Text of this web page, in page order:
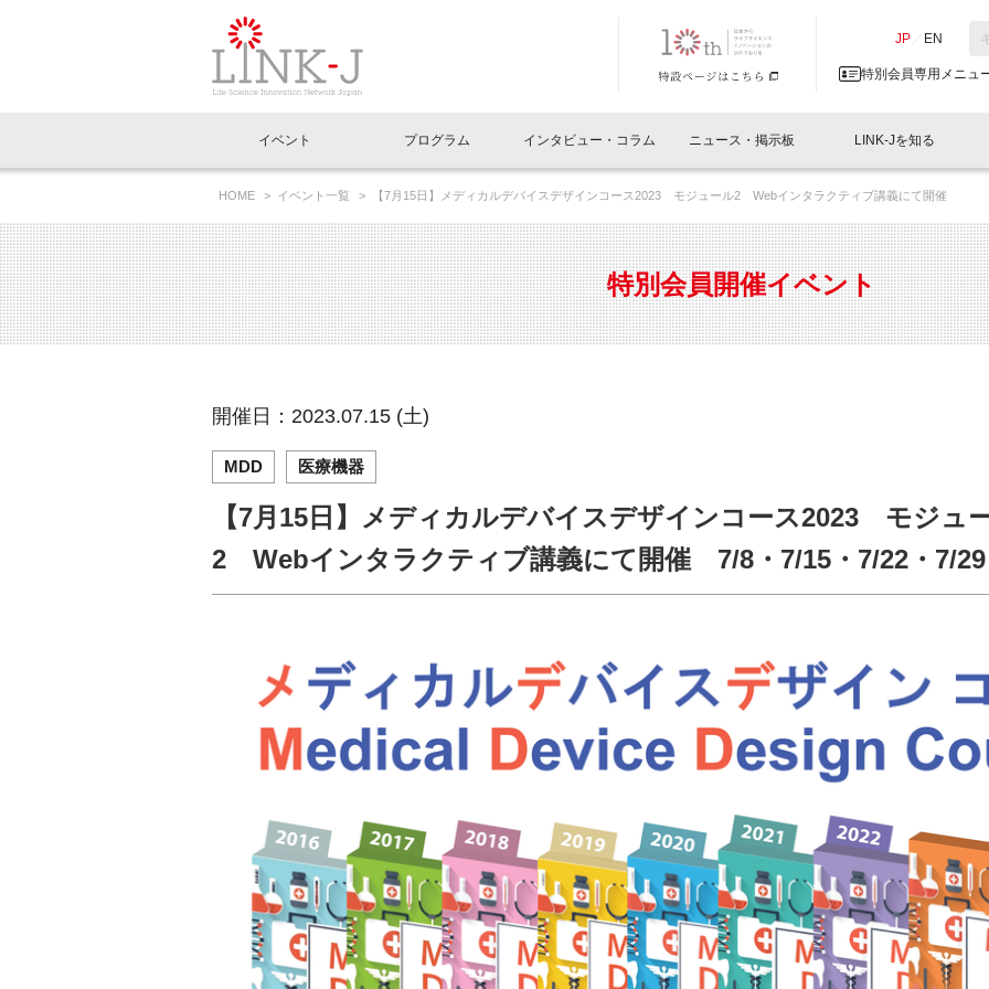
JP EN
特別会員専用メニュ
イベントお知らせメール登録
閉じる
イベント
イベント一覧
LINK-J主催・共催 特別会員開催
LINK-J協賛・協力 出展・参加
イベントレポート一覧
LINK-J主催・共催
LINK-J協賛・協力
プログラム
Out of Box相談室 What's "UNIKORN"？
インタビュー・コラム
インタビュー・コラム一覧
スペシャルインタビュー ベンチャーインタビュー 会報
連載コラム サポーターコラム 日本
ニュース・掲示板
ニュース一覧
トピック プレスリリース
メディア情報 海外関連
協賛・協力
人と情報の交流掲示板一覧
会員プレスリリース
募集
LINK-Jを知る
理事長挨拶 Why in Nihonbashi
国内外連携 サポーター紹介 事業
組織概要 パンフレット GTB
特別会員一覧 特別会員について 入会
専用メニューはこちら
ラウンジ・会議室 オフィス・ラボ 施設
アクセス
HOME イベント一覧
【7月15日】メディカルデバイスデザインコース2023 モジュール2 Webインタラクティブ講義にて開催
特別会員開催イベント
開催日：2023.07.15 (土)
MDD 医療機器
【7月15日】メディカルデバイスデザインコース2023 モジュ
2 Webインタラクティブ講義にて開催 7/8・7/15・7/22・7/29